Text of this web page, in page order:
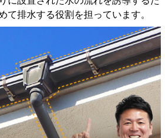
て排水する役割を担っています。